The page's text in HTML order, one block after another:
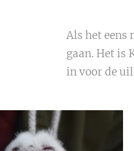
Als het eens
gaan. Het is
in voor de